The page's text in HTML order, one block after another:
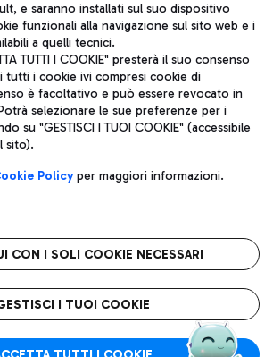
per raggiungere l'aeroporto
senza pensieri con il servizio di taxi a
per una pausa gustosa in aeroporto
- Società soggetta a direzione e
S.p.A.
delle Imprese di Roma 13032990155 P.
int. vers.
Paolo Racchetti 1 - 00054 Fiumicino (RM)
Note legali
Roma FCO
L'aeroporto stellato
e saranno installati sul suo dispositivo
funzionali alla navigazione sul sito web e i
a quelli tecnici.
TUTTI I COOKIE" presterà il suo consenso
tutti i cookie ivi compresi cookie di
è facoltativo e può essere revocato in
selezionare le sue preferenze per i
su "GESTISCI I TUOI COOKIE" (accessibile
sito).
Policyper maggiori informazioni.
CON I SOLI COOKIE NECESSARI
I TUOI COOKIE